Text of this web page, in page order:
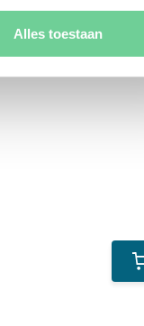
Alles toestaan